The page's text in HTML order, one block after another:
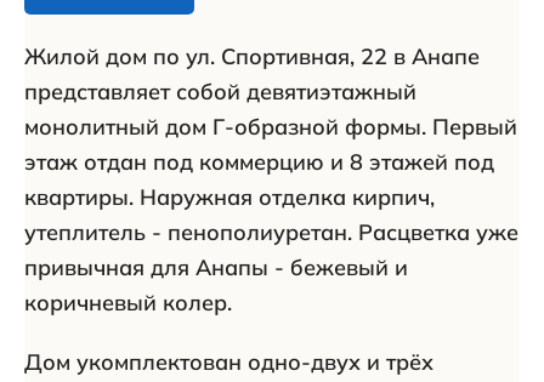
Жилой дом по ул. Спортивная, 22 в Анапе
представляет собой девятиэтажный
монолитный дом Г-образной формы. Первый
этаж отдан под коммерцию и 8 этажей под
квартиры. Наружная отделка кирпич,
утеплитель - пенополиуретан. Расцветка уже
привычная для Анапы - бежевый и
коричневый колер.
Дом укомплектован одно-двух и трёх